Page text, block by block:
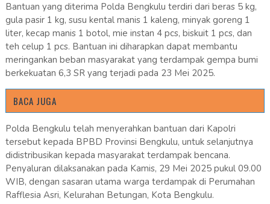
Bantuan yang diterima Polda Bengkulu terdiri dari beras 5 kg,
gula pasir 1 kg, susu kental manis 1 kaleng, minyak goreng 1
liter, kecap manis 1 botol, mie instan 4 pcs, biskuit 1 pcs, dan
teh celup 1 pcs. Bantuan ini diharapkan dapat membantu
meringankan beban masyarakat yang terdampak gempa bumi
berkekuatan 6,3 SR yang terjadi pada 23 Mei 2025.
BACA JUGA
Polda Bengkulu telah menyerahkan bantuan dari Kapolri
tersebut kepada BPBD Provinsi Bengkulu, untuk selanjutnya
didistribusikan kepada masyarakat terdampak bencana.
Penyaluran dilaksanakan pada Kamis, 29 Mei 2025 pukul 09.00
WIB, dengan sasaran utama warga terdampak di Perumahan
Rafflesia Asri, Kelurahan Betungan, Kota Bengkulu.